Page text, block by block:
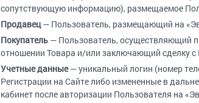
сопутствующую информацию), размещаемое
Продавец— Пользователь, размещающий на
Покупатель — Пользователь, осуществляющий
отношении Товара и/или заключающий сделку
Учетные данные— уникальный логин (номер
Регистрации на Сайте либо измененные в
кабинет после авторизации Пользователя на